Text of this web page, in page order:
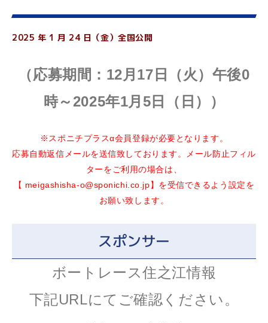
2025 年 1 月 24 日（金）全国公開
（応募期間：12月17日（火）午後0
時～2025年1月5日（日））
※スポニチプラスα会員登録が必要となります。
応募自動返信メールを送信致しております。メール防止フィル
ターをご利用の場合は、
【 meigashisha-o@sponichi.co.jp】を受信できるよう設定を
お願い致します。
スポンサー
ボートレース住之江情報
下記URLにてご確認ください。